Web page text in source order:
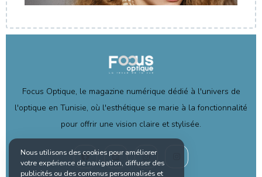
Focus Optique, le magazine numérique dédié à l'univers de
l'optique en Tunisie, où l'esthétique se marie à la fonctionnalité
pour offrir une vision claire et stylisée.
Nous utilisons des cookies pour améliorer
votre expérience de navigation, diffuser des
publicités ou des contenus personnalisés et